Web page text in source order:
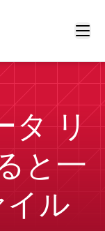
タ リ
と一
ル